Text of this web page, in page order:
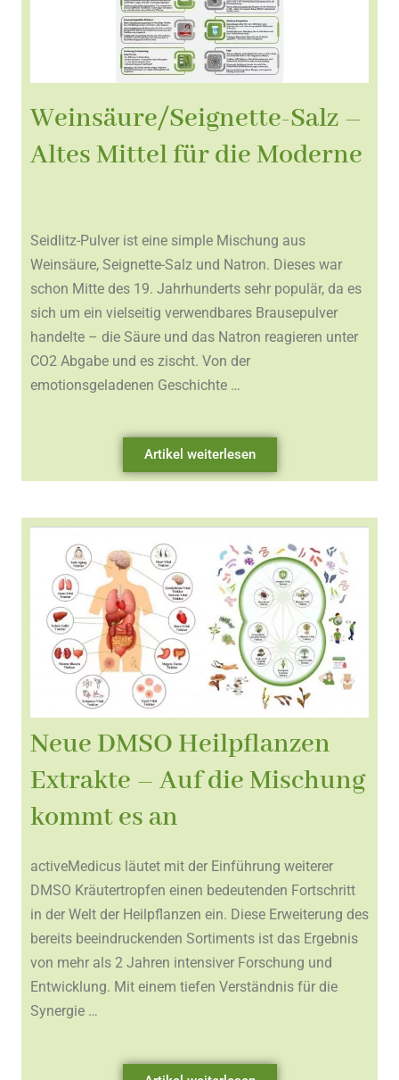
Weinsäure/Seignette-Salz –
Altes Mittel für die Moderne
Seidlitz-Pulver ist eine simple Mischung aus
Weinsäure, Seignette-Salz und Natron. Dieses war
schon Mitte des 19. Jahrhunderts sehr populär, da es
sich um ein vielseitig verwendbares Brausepulver
handelte – die Säure und das Natron reagieren unter
CO2 Abgabe und es zischt. Von der
emotionsgeladenen Geschichte …
Artikel weiterlesen
Neue DMSO Heilpflanzen
Extrakte – Auf die Mischung
kommt es an
activeMedicus läutet mit der Einführung weiterer
DMSO Kräutertropfen einen bedeutenden Fortschritt
in der Welt der Heilpflanzen ein. Diese Erweiterung des
bereits beeindruckenden Sortiments ist das Ergebnis
von mehr als 2 Jahren intensiver Forschung und
Entwicklung. Mit einem tiefen Verständnis für die
Synergie …